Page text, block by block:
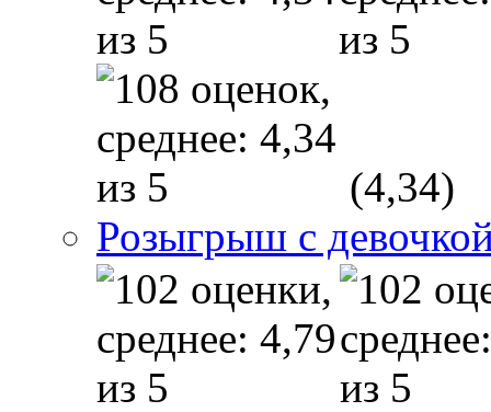
(4,34)
Розыгрыш с